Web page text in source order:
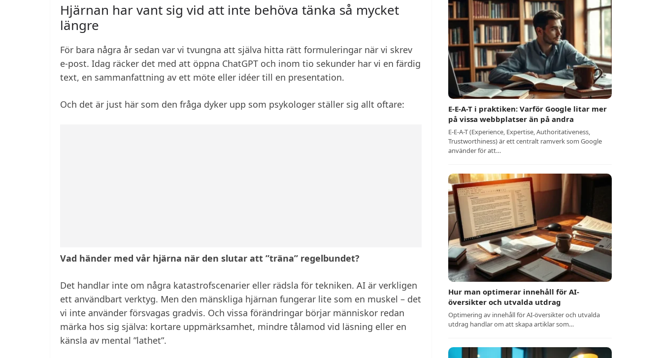
Hjärnan har vant sig vid att inte behöva tänka så mycket
längre
För bara några år sedan var vi tvungna att själva hitta rätt formuleringar när vi skrev
e-post. Idag räcker det med att öppna ChatGPT och inom tio sekunder har vi en färdig
text, en sammanfattning av ett möte eller idéer till en presentation.
Och det är just här som den fråga dyker upp som psykologer ställer sig allt oftare:
Vad händer med vår hjärna när den slutar att ”träna” regelbundet?
Det handlar inte om några katastrofscenarier eller rädsla för tekniken. AI är verkligen
ett användbart verktyg. Men den mänskliga hjärnan fungerar lite som en muskel – det
vi inte använder försvagas gradvis. Och vissa förändringar börjar människor redan
märka hos sig själva: kortare uppmärksamhet, mindre tålamod vid läsning eller en
känsla av mental ”lathet”.
E-E-A-T i praktiken: Varför Google litar mer
på vissa webbplatser än på andra
E-E-A-T (Experience, Expertise, Authoritativeness,
Trustworthiness) är ett centralt ramverk som Google
använder för att…
Hur man optimerar innehåll för AI-
översikter och utvalda utdrag
Optimering av innehåll för AI-översikter och utvalda
utdrag handlar om att skapa artiklar som…